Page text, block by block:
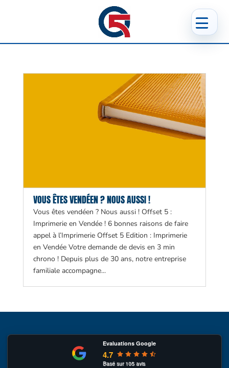
VOUS ÊTES VENDÉEN ? NOUS AUSSI !
Vous êtes vendéen ? Nous aussi ! Offset 5 :
Imprimerie en Vendée ! 6 bonnes raisons de faire
appel à l’Imprimerie Offset 5 Edition : Imprimerie
en Vendée Votre demande de devis en 3 min
chrono ! Depuis plus de 30 ans, notre entreprise
familiale accompagne...
Evaluations Google
4.7
Basé sur105avis